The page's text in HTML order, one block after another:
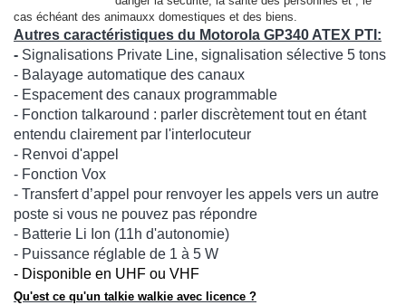
cas échéant des animauxx domestiques et des biens.
Autres caractéristiques du Motorola GP340 ATEX PTI :
- Signalisations Private Line, signalisation sélective 5 tons
- Balayage automatique des canaux
- Espacement des canaux programmable
- Fonction talkaround : parler discrètement tout en étant
entendu clairement par l'interlocuteur
- Renvoi d'appel
- Fonction Vox
- Transfert d’appel pour renvoyer les appels vers un autre
poste si vous ne pouvez pas répondre
- Batterie Li Ion (11h d'autonomie)
- Puissance réglable de 1 à 5 W
- Disponible en UHF ou VHF
Qu'est ce qu'un talkie walkie avec licence ?